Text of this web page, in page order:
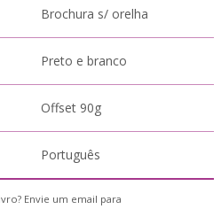
Brochura s/ orelha
Preto e branco
Offset 90g
Português
Envie um email para